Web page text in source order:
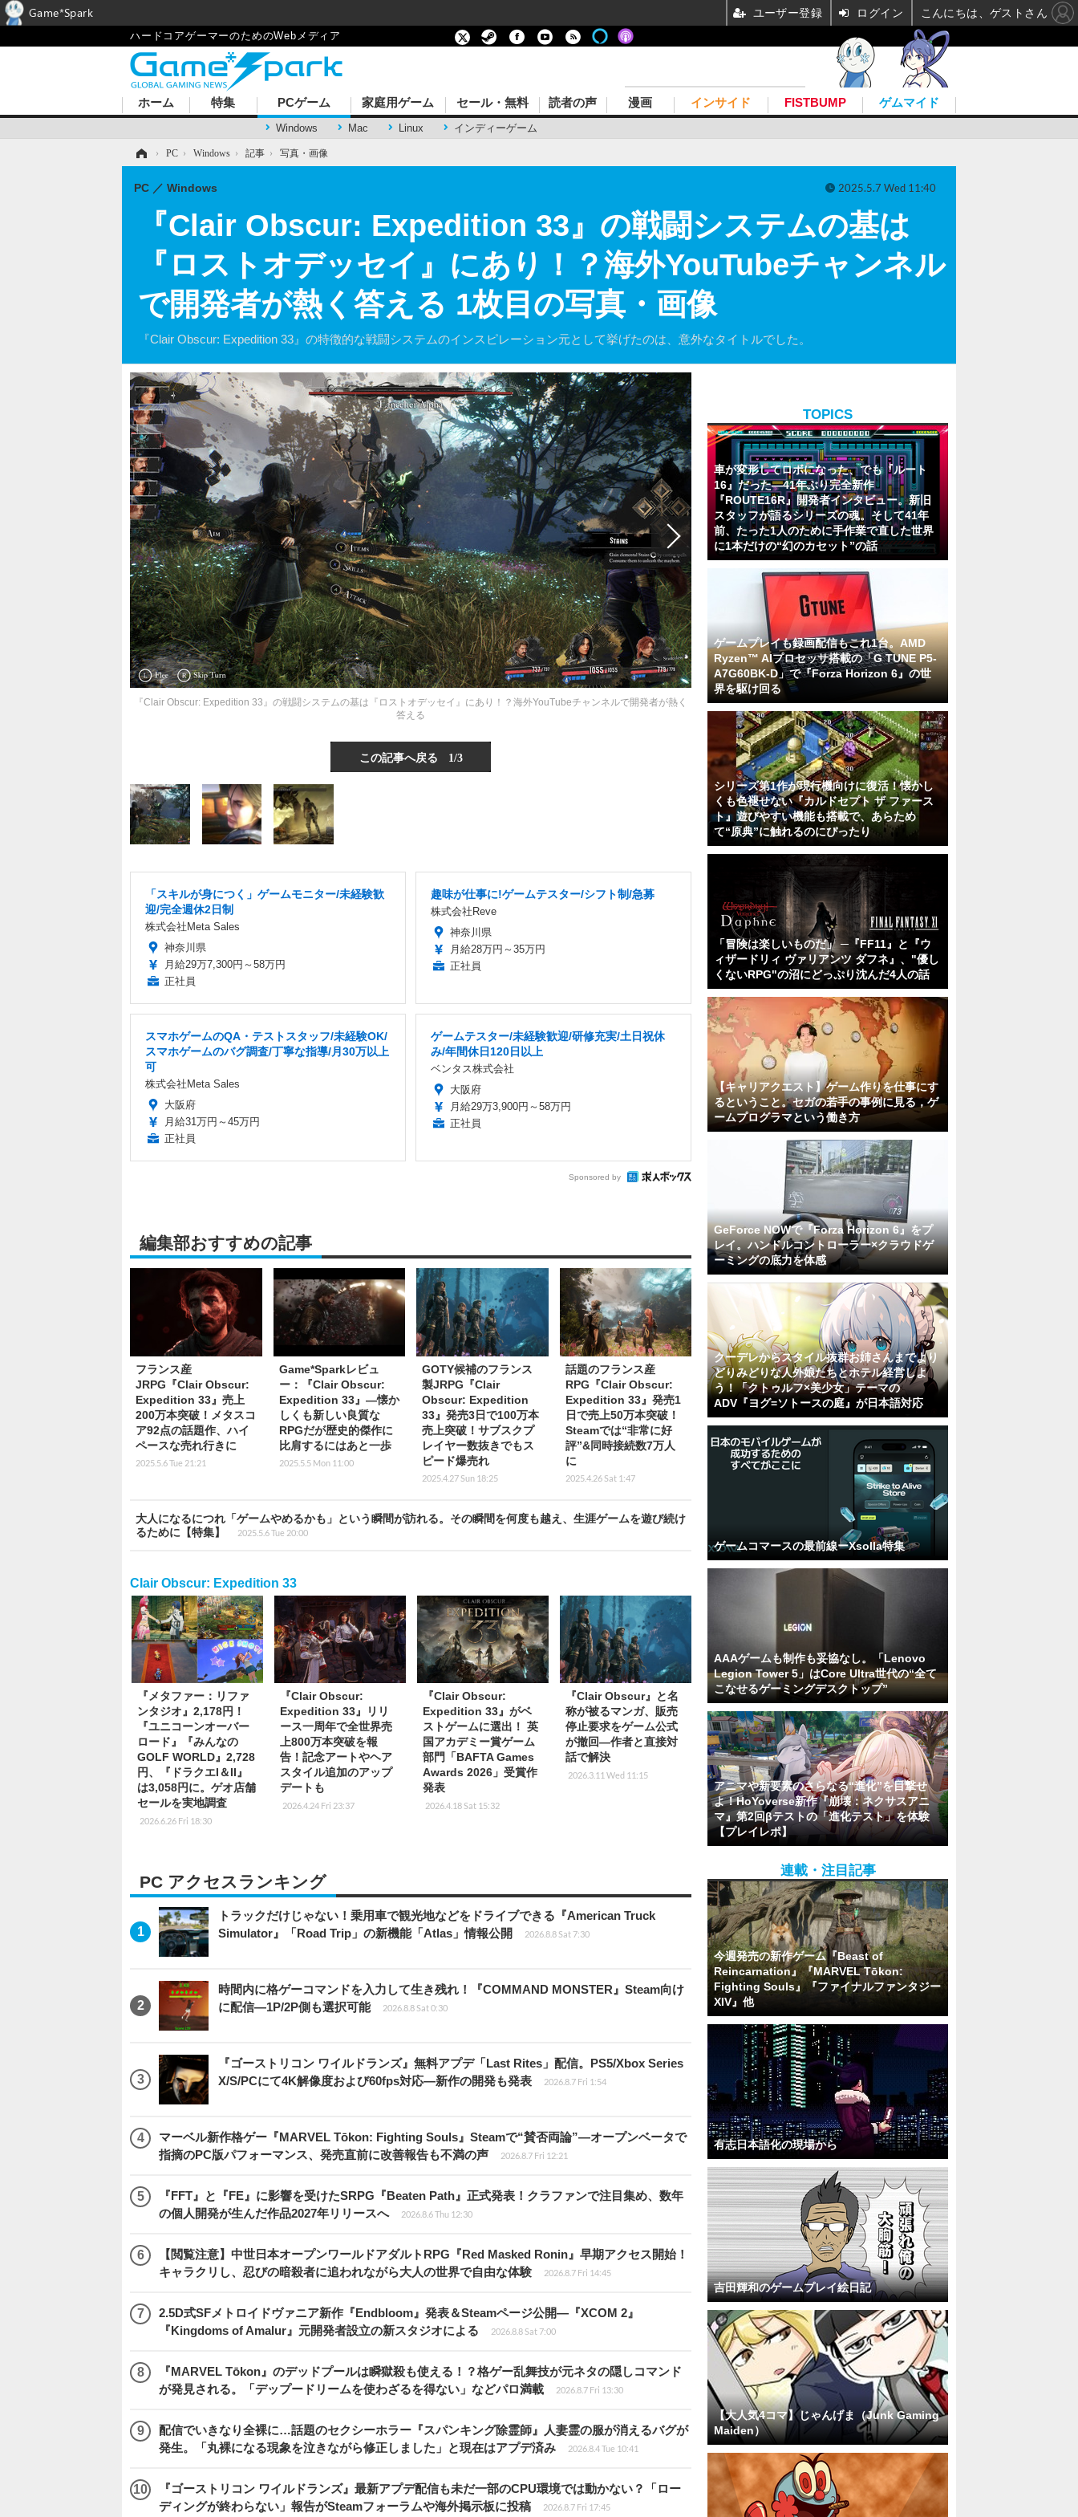
ハードコアゲーマーのためのWebメディア
ホーム 特集 PCゲーム
Windows Mac Linux インディーゲーム
家庭用ゲーム セール・無料 読者の声 漫画 インサイド FISTBUMP ゲムマイド
› PC › Windows › 記事 › 写真・画像
『Clair Obscur: Expedition 33』の戦闘システムの基は
『ロストオデッセイ』にあり！？海外YouTubeチャンネル
で開発者が熱く答える 1枚目の写真・画像
『Clair Obscur: Expedition 33』の特徴的な戦闘システムのインスピレーション元として挙げたのは、意外なタイトルでした。
PC Windows 2025.5.7 Wed 11:40
『Clair Obscur: Expedition 33』の戦闘システムの基は『ロストオデッセイ』にあり！？海外YouTubeチャンネルで開発者が熱く
答える
この記事へ戻る 1/3
「スキルが身につく」ゲームモニター/未経験歓
迎/完全週休2日制
株式会社Meta Sales
神奈川県
月給29万7,300円～58万円
正社員
趣味が仕事に!ゲームテスター/シフト制/急募
株式会社Reve
神奈川県
月給28万円～35万円
正社員
スマホゲームのQA・テストスタッフ/未経験OK/
スマホゲームのバグ調査/丁寧な指導/月30万以上
可
株式会社Meta Sales
大阪府
月給31万円～45万円
正社員
ゲームテスター/未経験歓迎/研修充実/土日祝休
み/年間休日120日以上
ベンタス株式会社
大阪府
月給29万3,900円～58万円
正社員
Sponsored by
編集部おすすめの記事
フランス産
JRPG『Clair Obscur:
Expedition 33』売上
200万本突破！メタスコ
ア92点の話題作、ハイ
ペースな売れ行きに
2025.5.6 Tue 21:21
Game*Sparkレビュ
ー：『Clair Obscur:
Expedition 33』―懐か
しくも新しい良質な
RPGだが歴史的傑作に
比肩するにはあと一歩
2025.5.5 Mon 11:00
GOTY候補のフランス
製JRPG『Clair
Obscur: Expedition
33』発売3日で100万本
売上突破！サブスクプ
レイヤー数抜きでもス
ピード爆売れ
2025.4.27 Sun 18:25
話題のフランス産
RPG『Clair Obscur:
Expedition 33』発売1
日で売上50万本突破！
Steamでは“非常に好
評”&同時接続数7万人
に
2025.4.26 Sat 1:47
大人になるにつれ「ゲームやめるかも」という瞬間が訪れる。その瞬間を何度も越え、生涯ゲームを遊び続け
るために【特集】
2025.5.6 Tue 20:00
Clair Obscur: Expedition 33
『メタファー：リファ
ンタジオ』2,178円！
『ユニコーンオーバー
ロード』『みんなの
GOLF WORLD』2,728
円、『ドラクエI＆II』
は3,058円に。ゲオ店舗
セールを実地調査
2026.6.26 Fri 18:30
『Clair Obscur:
Expedition 33』リリ
ース一周年で全世界売
上800万本突破を報
告！記念アートやヘア
スタイル追加のアップ
デートも
2026.4.24 Fri 23:37
『Clair Obscur:
Expedition 33』がベ
ストゲームに選出！ 英
国アカデミー賞ゲーム
部門「BAFTA Games
Awards 2026」受賞作
発表
2026.4.18 Sat 15:32
『Clair Obscur』と名
称が被るマンガ、販売
停止要求をゲーム公式
が撤回―作者と直接対
話で解決
2026.3.11 Wed 11:15
PC アクセスランキング
トラックだけじゃない！乗用車で観光地などをドライブできる『American Truck
Simulator』「Road Trip」の新機能「Atlas」情報公開
2026.8.8 Sat 7:30
時間内に格ゲーコマンドを入力して生き残れ！『COMMAND MONSTER』Steam向け
に配信―1P/2P側も選択可能
2026.8.8 Sat 0:30
『ゴーストリコン ワイルドランズ』無料アプデ「Last Rites」配信。PS5/Xbox Series
X/S/PCにて4K解像度および60fps対応―新作の開発も発表
2026.8.7 Fri 1:54
マーベル新作格ゲー『MARVEL Tōkon: Fighting Souls』Steamで“賛否両論”―オープンベータで
指摘のPC版パフォーマンス、発売直前に改善報告も不満の声
2026.8.7 Fri 12:21
『FFT』と『FE』に影響を受けたSRPG『Beaten Path』正式発表！クラファンで注目集め、数年
の個人開発が生んだ作品2027年リリースへ
2026.8.6 Thu 12:30
【閲覧注意】中世日本オープンワールドアダルトRPG『Red Masked Ronin』早期アクセス開始！
キャラクリし、忍びの暗殺者に追われながら大人の世界で自由な体験
2026.8.7 Fri 14:45
2.5D式SFメトロイドヴァニア新作『Endbloom』発表＆Steamページ公開―『XCOM 2』
『Kingdoms of Amalur』元開発者設立の新スタジオによる
2026.8.8 Sat 7:00
『MARVEL Tōkon』のデッドプールは瞬獄殺も使える！？格ゲー乱舞技が元ネタの隠しコマンド
が発見される。「デップードリームを使わざるを得ない」などパロ満載
2026.8.7 Fri 13:30
配信でいきなり全裸に…話題のセクシーホラー『スパンキング除霊師』人妻霊の服が消えるバグが
発生。「丸裸になる現象を泣きながら修正しました」と現在はアプデ済み
2026.8.4 Tue 10:41
『ゴーストリコン ワイルドランズ』最新アプデ配信も未だ一部のCPU環境では動かない？「ロー
ディングが終わらない」報告がSteamフォーラムや海外掲示板に投稿
2026.8.7 Fri 17:45
TOPICS
車が変形してロボになった、でも『ルート
16』だった―41年ぶり完全新作
『ROUTE16R』開発者インタビュー。新旧
スタッフが語るシリーズの魂。そして41年
前、たった1人のために手作業で直した世界
に1本だけの“幻のカセット”の話
ゲームプレイも録画配信もこれ1台。AMD
Ryzen™ AIプロセッサ搭載の「G TUNE P5-
A7G60BK-D」で『Forza Horizon 6』の世
界を駆け回る
シリーズ第1作が現行機向けに復活！懐かし
くも色褪せない『カルドセプト ザ ファース
ト』遊びやすい機能も搭載で、あらため
て“原典”に触れるのにぴったり
「冒険は楽しいものだ」 ─『FF11』と『ウ
ィザードリィ ヴァリアンツ ダフネ』、"優し
くないRPG"の沼にどっぷり沈んだ4人の話
【キャリアクエスト】ゲーム作りを仕事にす
るということ。セガの若手の事例に見る，ゲ
ームプログラマという働き方
GeForce NOWで『Forza Horizon 6』をプ
レイ。ハンドルコントローラー×クラウドゲ
ーミングの底力を体感
クーデレからスタイル抜群お姉さんまでより
どりみどりな人外娘たちとホテル経営しよ
う！「クトゥルフ×美少女」テーマの
ADV『ヨグ=ソトースの庭』が日本語対応
ゲームコマースの最前線ーXsolla特集
AAAゲームも制作も妥協なし。「Lenovo
Legion Tower 5」はCore Ultra世代の“全て
こなせるゲーミングデスクトップ”
アニマや新要素のさらなる“進化”を目撃せ
よ！HoYoverse新作『崩壊：ネクサスアニ
マ』第2回βテストの「進化テスト」を体験
【プレイレポ】
連載・注目記事
今週発売の新作ゲーム『Beast of
Reincarnation』『MARVEL Tōkon:
Fighting Souls』『ファイナルファンタジー
XIV』他
有志日本語化の現場から
吉田輝和のゲームプレイ絵日記
【大人気4コマ】じゃんげま（Junk Gaming
Maiden）
Game*Spark ユーザー登録 ログイン こんにちは、ゲストさん